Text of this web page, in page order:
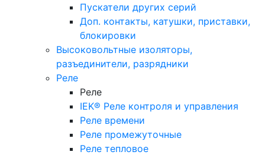
Пускатели других серий
Доп. контакты, катушки, приставки,
блокировки
Высоковольтные изоляторы,
разъединители, разрядники
Реле
Реле
IEK® Реле контроля и управления
Реле времени
Реле промежуточные
Реле тепловое